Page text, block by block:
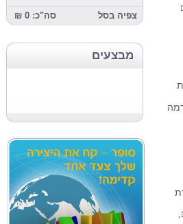
צפיה בסל סה"כ: 0 ₪
מבצעים
ברמה